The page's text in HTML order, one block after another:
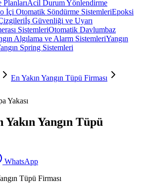
Acil Durum Yönlendirme
İçi Otomatik Söndürme SistemleriEpoksi
İş Güvenliği ve Uyarı
SistemleriOtomatik Davlumbaz
Algılama ve Alarm SistemleriYangın
Spring Sistemleri
En Yakın Yangın Tüpü Firması
Yakası
Yangın Tüpü
WhatsApp
Tüpü Firması